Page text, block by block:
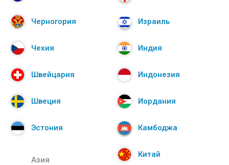
Черногория
Чехия
Швейцария
Швеция
Эстония
Израиль
Индия
Индонезия
Иордания
Камбоджа
Китай
Азия